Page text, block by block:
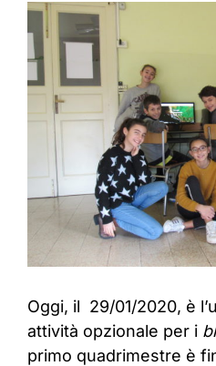
Ingrandisci
immagine
Oggi, il 29/01/2020, è
attività opzionale per i
primo quadrimestre è